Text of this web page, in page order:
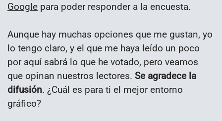
Google para poder responder a la encuesta.
Aunque hay muchas opciones que me gustan, yo
lo tengo claro, y el que me haya leído un poco
por aquí sabrá lo que he votado, pero veamos
que opinan nuestros lectores. Se agradece la
difusión. ¿Cuál es para ti el mejor entorno
gráfico?